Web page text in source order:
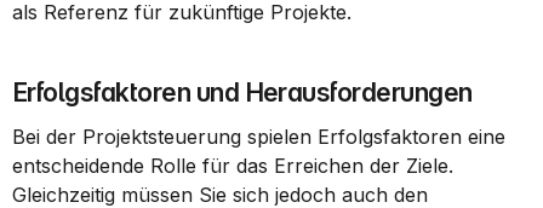
als Referenz für zukünftige Projekte.
Erfolgsfaktoren und Herausforderungen
Bei der Projektsteuerung spielen Erfolgsfaktoren eine
entscheidende Rolle für das Erreichen der Ziele.
Gleichzeitig müssen Sie sich jedoch auch den